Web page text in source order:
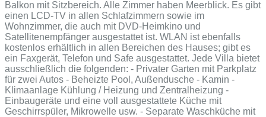
Balkon mit Sitzbereich. Alle Zimmer haben Meerblick. Es gibt
einen LCD-TV in allen Schlafzimmern sowie im
Wohnzimmer, die auch mit DVD-Heimkino und
Satellitenempfänger ausgestattet ist. WLAN ist ebenfalls
kostenlos erhältlich in allen Bereichen des Hauses; gibt es
ein Faxgerät, Telefon und Safe ausgestattet. Jede Villa bietet
ausschließlich die folgenden: - Privater Garten mit Parkplatz
für zwei Autos - Beheizte Pool, Außendusche - Kamin -
Klimaanlage Kühlung / Heizung und Zentralheizung -
Einbaugeräte und eine voll ausgestattete Küche mit
Geschirrspüler, Mikrowelle usw. - Separate Waschküche mit